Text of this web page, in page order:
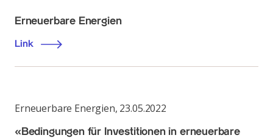
Erneuerbare Energien
Link
Erneuerbare Energien, 23.05.2022
«Bedingungen für Investitionen in erneuerbare